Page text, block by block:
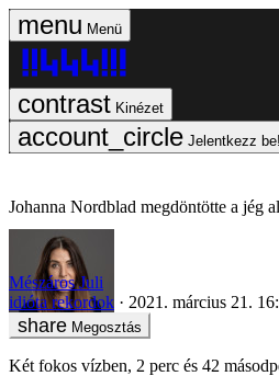
Menü
Kinézet
Jelentkezz be!
Johanna Nordblad megdöntötte a jég
Mészáros Juli
idióta rekordok
2021. március 21.
Megosztás
Két fokos vízben, 2 perc és 42